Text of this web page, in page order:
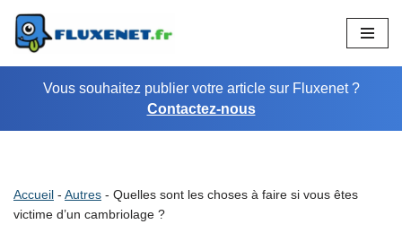
Aller
au
contenuVous souhaitez publier votre article sur Fluxenet ?
Contactez-nous
Accueil - Autres - Quelles sont les choses à faire si vous êtes
victime d’un cambriolage ?